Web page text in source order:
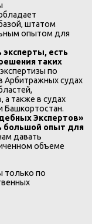
штатом
опытом для
эксперты, есть
таких
по
Арбитражных судах
а также в судах
Башкортостан.
Экспертов»
большой опыт для
давать
объеме
только по